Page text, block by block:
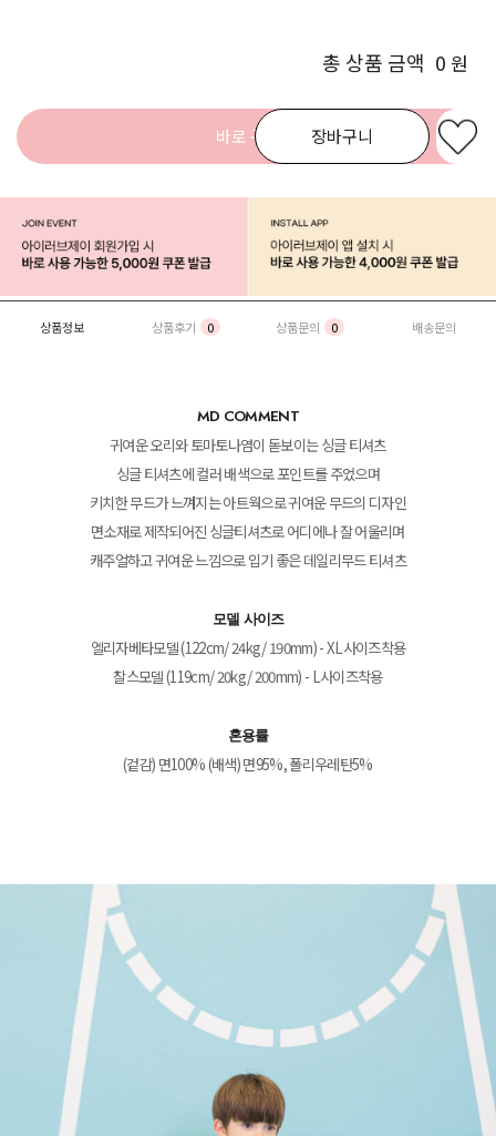
총 상품 금액 0 원
장바구니
바로 구매
상품정보 상품후기 0 상품문의 0 배송문의
MD COMMENT
귀여운 오리와 토마토나염이 돋보이는 싱글 티셔츠
싱글 티셔츠에 컬러 배색으로 포인트를 주었으며
키치한 무드가 느껴지는 아트웍으로 귀여운 무드의 디자인
면소재로 제작되어진 싱글티셔츠로 어디에나 잘 어울리며
캐주얼하고 귀여운 느낌으로 입기 좋은 데일리무드 티셔츠
모델 사이즈
엘리자베타모델 (122cm/ 24kg/ 190mm) - XL사이즈착용
찰스모델 (119cm/ 20kg/ 200mm) - L사이즈착용
혼용률
(겉감) 면100% (배색) 면95%, 폴리우레탄5%